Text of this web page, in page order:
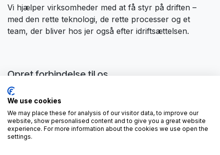
Vi hjælper virksomheder med at få styr på driften –
med den rette teknologi, de rette processer og et
team, der bliver hos jer også efter idriftsættelsen. ​
Opret forbindelse til os
contactus@forgeflow.com
+ 34 936 94 04 85
We use cookies
We may place these for analysis of our visitor data, to improve our
website, show personalised content and to give you a great website
experience. For more information about the cookies we use open the
settings.